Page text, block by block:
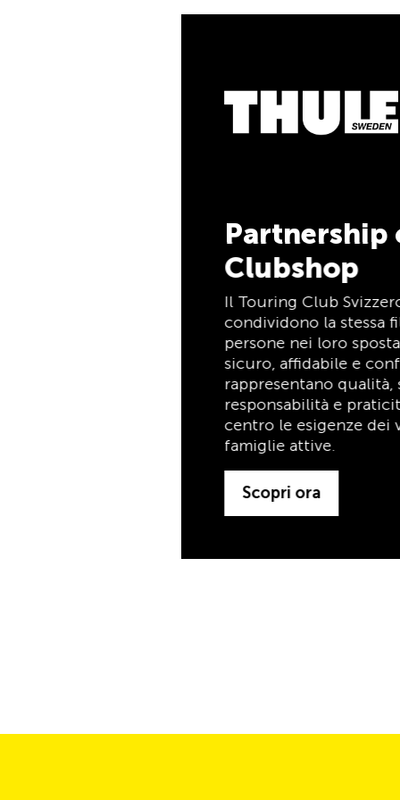
Partnership con il TCS
Il Touring Club Svizzero (TCS) e Thule
condividono la stessa filosofia: supportare le
persone nei loro spostamenti in modo
sicuro, affidabile e confortevole. Entrambi
rappresentano qualità, sicurezza,
responsabilità e praticità, mettendo al
centro le esigenze dei viaggiatori e delle
Pagate i vostri acquisti
la TCS Member
tempo indeterminato
Scopri ora